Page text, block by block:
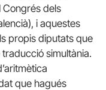
Congrés dels
i aquestes
propis diputats que
simultània.
que hagués